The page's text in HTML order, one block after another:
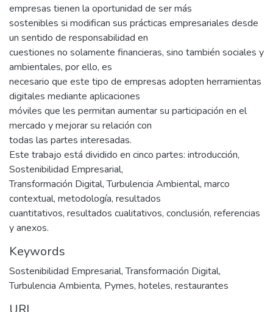
empresas tienen la oportunidad de ser más
sostenibles si modifican sus prácticas empresariales desde
un sentido de responsabilidad en
cuestiones no solamente financieras, sino también sociales y
ambientales, por ello, es
necesario que este tipo de empresas adopten herramientas
digitales mediante aplicaciones
móviles que les permitan aumentar su participación en el
mercado y mejorar su relación con
todas las partes interesadas.
Este trabajo está dividido en cinco partes: introducción,
Sostenibilidad Empresarial,
Transformación Digital, Turbulencia Ambiental, marco
contextual, metodología, resultados
cuantitativos, resultados cualitativos, conclusión, referencias
y anexos.
Keywords
Sostenibilidad Empresarial,Transformación Digital,
Turbulencia Ambienta, Pymes, hoteles, restaurantes